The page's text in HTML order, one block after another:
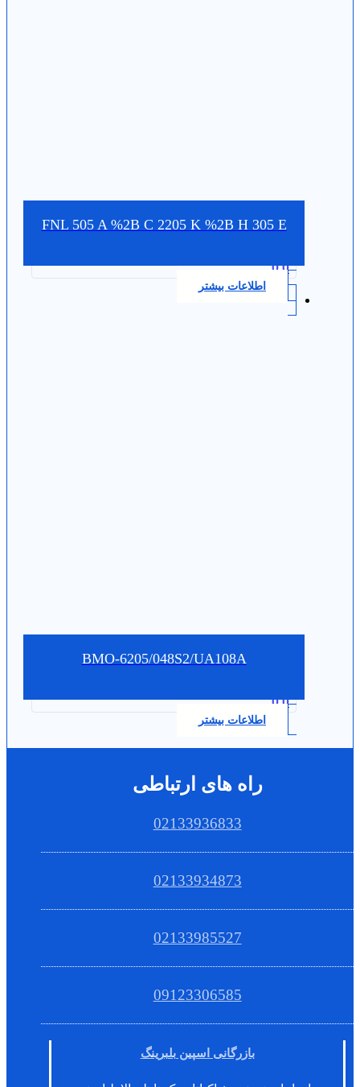
FNL 505 A %2B C 2205 K %2B H 305 E
0.0
اطلاعات بیشتر
BMO-6205/048S2/UA108A
0.0
اطلاعات بیشتر
راه های ارتباطی
02133936833
02133934873
02133985527
09123306585
بازرگانی اسپین بلبرینگ